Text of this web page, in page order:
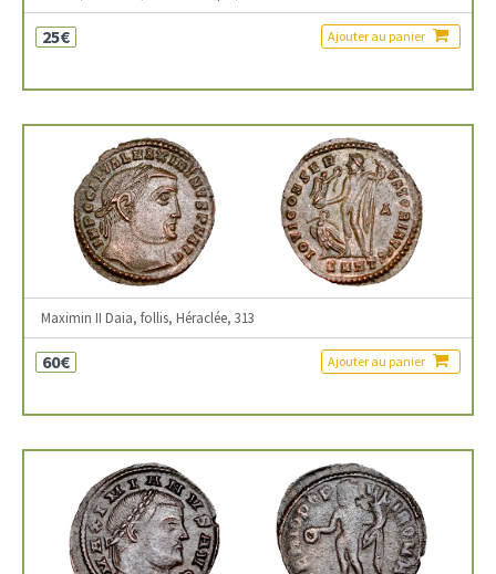
25€ Ajouter au panier
Maximin II Daia, follis, Héraclée, 313
60€ Ajouter au panier